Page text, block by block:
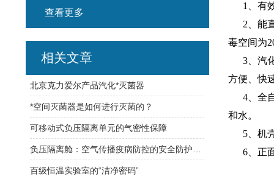
1、有效
2、能直
毒空间为
3、汽化
方便、快
4、全自
和水。
5、机壳
6、正面
查看更多
相关文章
北京克力爱尔产品汽化*灭菌器
*空间灭菌器是如何进行灭菌的？
可移动式负压隔离单元的气密性保障
百级恒温实验室的“洁净密码”